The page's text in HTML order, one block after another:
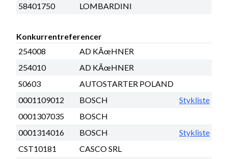
58401750
LOMBARDINI
Konkurrentreferencer
254008
AD KÃœHNER
254010
AD KÃœHNER
S0603
AUTOSTARTER POLAND
0001109012
BOSCH
Stykliste
0001307035
BOSCH
0001314016
BOSCH
Stykliste
CST10181
CASCO SRL